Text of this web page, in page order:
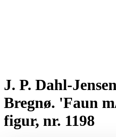
J. P. Dahl-
Bregnø. 'Faun
figur, nr. 1198